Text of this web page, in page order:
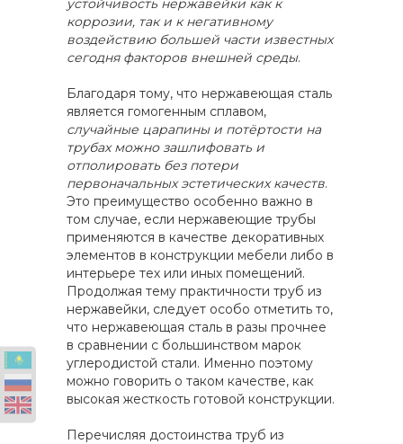
устойчивость нержавейки как к
коррозии, так и к негативному
воздействию большей части известных
сегодня факторов внешней среды.
Благодаря тому, что нержавеющая сталь
является гомогенным сплавом,
случайные царапины и потёртости на
трубах можно зашлифовать и
отполировать без потери
первоначальных эстетических качеств.
Это преимущество особенно важно в
том случае, если нержавеющие трубы
применяются в качестве декоративных
элементов в конструкции мебели либо в
интерьере тех или иных помещений.
Продолжая тему практичности труб из
нержавейки, следует особо отметить то,
что нержавеющая сталь в разы прочнее
в сравнении с большинством марок
углеродистой стали. Именно поэтому
можно говорить о таком качестве, как
высокая жесткость готовой конструкции.
Перечисляя достоинства труб из